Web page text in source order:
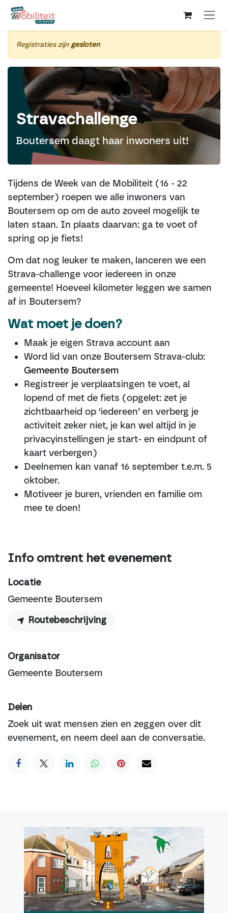
Overslaan naar inhoud
Registraties zijngesloten
Stravachallenge
Boutersem daagt haar inwoners uit!
Tijdens de Week van de Mobiliteit (16 - 22
september) roepen we alle inwoners van
Boutersem op om de auto zoveel mogelijk te
laten staan. In plaats daarvan: ga te voet of
spring op je fiets!
Om dat nog leuker te maken, lanceren we een
Strava-challenge voor iedereen in onze
gemeente! Hoeveel kilometer leggen we samen
af in Boutersem?
Wat moet je doen?
Maak je eigen Strava account aan
Word lid van onze Boutersem Strava-club:
Gemeente Boutersem
Registreer je verplaatsingen te voet, al
lopend of met de fiets (opgelet: zet je
zichtbaarheid op ‘iedereen’ en verberg je
activiteit zeker niet, je kan wel altijd in je
privacyinstellingen je start- en eindpunt of
kaart verbergen)
Deelnemen kan vanaf 16 september t.e.m. 5
oktober.
Motiveer je buren, vrienden en familie om
mee te doen!
Info omtrent het evenement
Locatie
Gemeente Boutersem
Routebeschrijving
Organisator
Gemeente Boutersem
Delen
Zoek uit wat mensen zien en zeggen over dit
evenement, en neem deel aan de conversatie.